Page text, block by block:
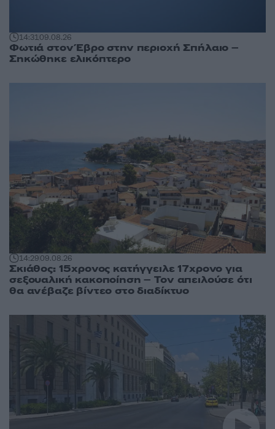
14:3109.08.26
Φωτιά στον Έβρο στην περιοχή Σπήλαιο –
Σηκώθηκε ελικόπτερο
14:2909.08.26
Σκιάθος: 15χρονος κατήγγειλε 17χρονο για
σεξουαλική κακοποίηση – Τον απειλούσε ότι
θα ανέβαζε βίντεο στο διαδίκτυο